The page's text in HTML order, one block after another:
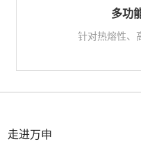
多功
针对热熔性、
走进万申